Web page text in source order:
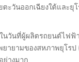
ะวันออกเฉียงใต้และยุ
นวันที่ผู้ผลิตรถยนต์ไฟ
ายามของสหภาพยุโร
างมาก